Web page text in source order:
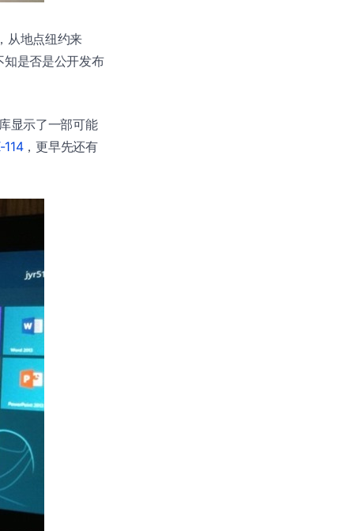
从地点纽约来
是否是公开发布
显示了一部可能
，更早先还有